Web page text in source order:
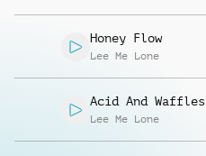
Honey Flow
Lee Me Lone
Acid And Waffles
Lee Me Lone